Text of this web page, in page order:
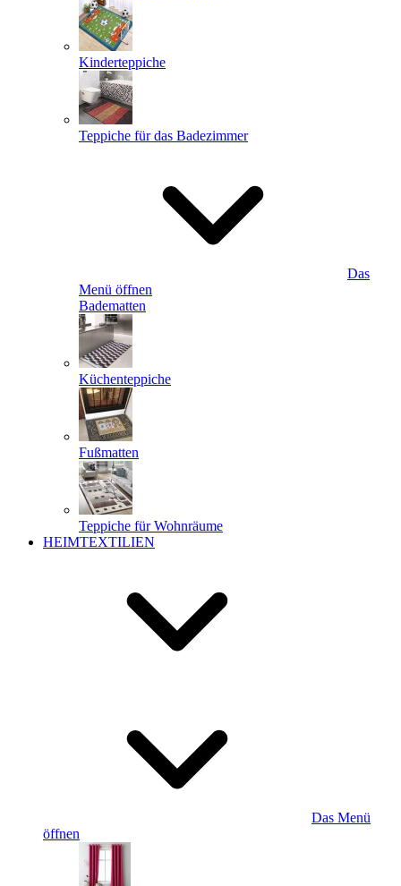
Kinderteppiche
Teppiche für das Badezimmer
Das
Menü öffnen
Badematten
Küchenteppiche
Fußmatten
Teppiche für Wohnräume
HEIMTEXTILIEN
Das Menü
öffnen